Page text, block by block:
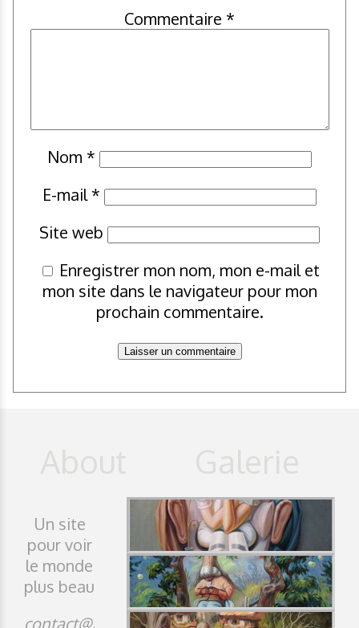
Commentaire *
Nom *
E-mail*
Site web
Enregistrer mon nom, mon e-mail et
mon site dans le navigateur pour mon
prochain commentaire.
Un site
pour voir
le monde
plus beau
contact@idji.org